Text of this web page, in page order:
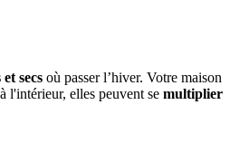
secs où passer l’hiver. Votre maison
l'intérieur, elles peuvent se multiplier